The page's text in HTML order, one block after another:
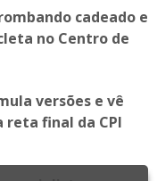
cadeado e
no Centro de
versões e vê
reta final da CPI